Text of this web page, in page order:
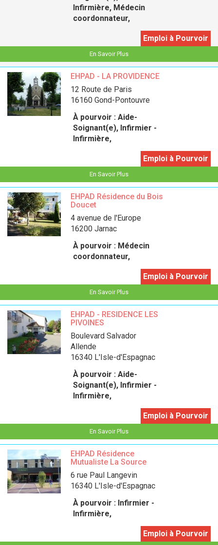
Infirmière, Médecin
coordonnateur,
Emploi à Pourvoir
En Savoir Plus
EHPAD - LA PROVIDENCE
12 Route de Paris
16160 Gond-Pontouvre
À pourvoir : Aide-
Soignant(e), Infirmier -
Infirmière,
Emploi à Pourvoir
En Savoir Plus
EHPAD Résidence du Bois
Doucet
4 avenue de l'Europe
16200 Jarnac
À pourvoir : Médecin
coordonnateur,
Emploi à Pourvoir
En Savoir Plus
EHPAD - RESIDENCE LES
PIVOINES
boulevard Salvador
Allende
16340 L'Isle-d'Espagnac
À pourvoir : Aide-
Soignant(e), Infirmier -
Infirmière,
Emploi à Pourvoir
En Savoir Plus
EHPAD Résidence
Mutualiste La Source
6 rue Paul Langevin
16340 L'Isle-d'Espagnac
À pourvoir : Infirmier -
Infirmière,
Emploi à Pourvoir